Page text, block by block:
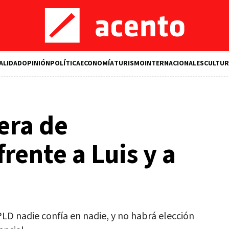
OPINIÓNPOLÍTICAECONOMÍATURISMOINTERNACIONALES
de
a Luis y a
nadie confía en nadie, y no habrá elección